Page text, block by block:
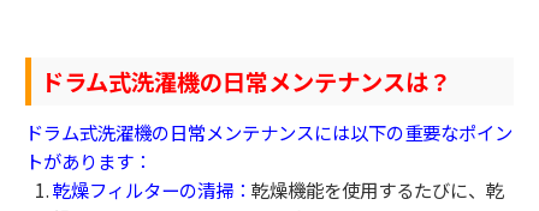
ドラム式洗濯機の日常メンテナンスは？
ドラム式洗濯機の日常メンテナンスには以下の重要なポイン
トがあります：
乾燥フィルターの清掃：乾燥機能を使用するたびに、乾